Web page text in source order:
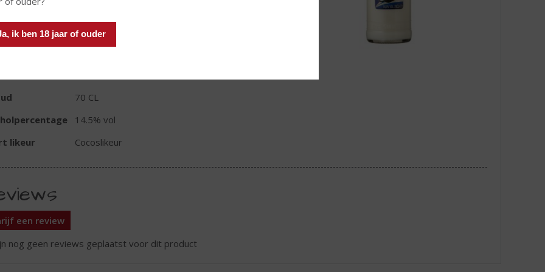
ik ben 18 jaar of ouder
70 CL
14.5% vol
likeur
Cocoslikeur
een review
nog geen reviews geplaatst voor dit product